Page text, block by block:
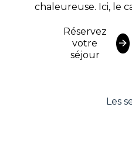
chaleureuse. Ici, le
Réservez
votre
séjour
Les